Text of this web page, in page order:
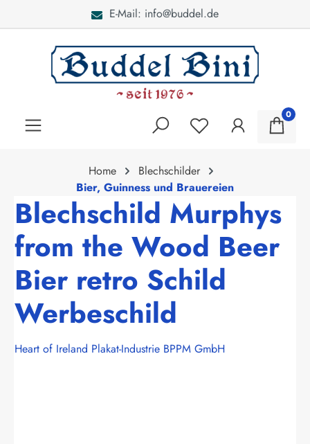
E-Mail: info@buddel.de
0
Home
Blechschilder
Bier, Guinness und Brauereien
Blechschild Murphys
from the Wood Beer
Bier retro Schild
Werbeschild
Heart of Ireland Plakat-Industrie BPPM GmbH